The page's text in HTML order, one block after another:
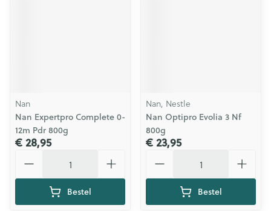
Nan
Nan Expertpro Complete 0-
12m Pdr 800g
€ 28,95
Bestel
Nan, Nestle
Nan Optipro Evolia 3 Nf
800g
€ 23,95
Bestel